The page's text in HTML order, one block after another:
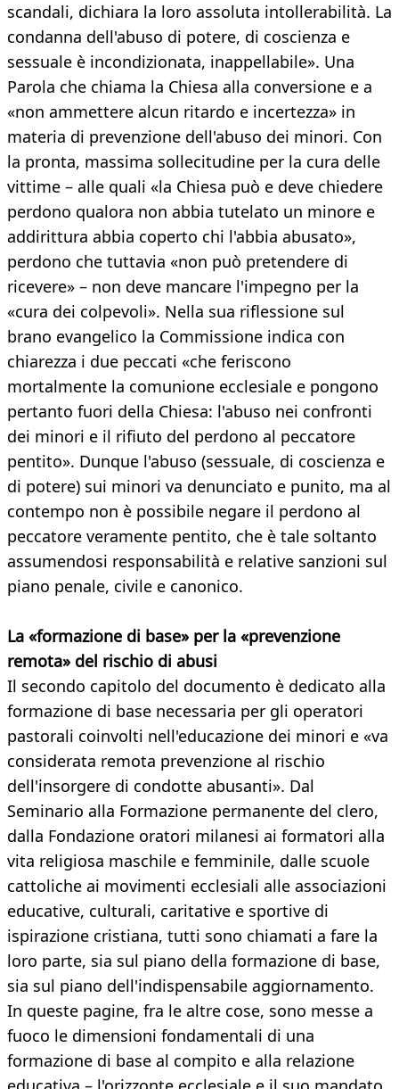
scandali, dichiara la loro assoluta intollerabilità. La
condanna dell'abuso di potere, di coscienza e
sessuale è incondizionata, inappellabile». Una
Parola che chiama la Chiesa alla conversione e a
«non ammettere alcun ritardo e incertezza» in
materia di prevenzione dell'abuso dei minori. Con
la pronta, massima sollecitudine per la cura delle
vittime – alle quali «la Chiesa può e deve chiedere
perdono qualora non abbia tutelato un minore e
addirittura abbia coperto chi l'abbia abusato»,
perdono che tuttavia «non può pretendere di
ricevere» – non deve mancare l'impegno per la
«cura dei colpevoli». Nella sua riflessione sul
brano evangelico la Commissione indica con
chiarezza i due peccati «che feriscono
mortalmente la comunione ecclesiale e pongono
pertanto fuori della Chiesa: l'abuso nei confronti
dei minori e il rifiuto del perdono al peccatore
pentito». Dunque l'abuso (sessuale, di coscienza e
di potere) sui minori va denunciato e punito, ma al
contempo non è possibile negare il perdono al
peccatore veramente pentito, che è tale soltanto
assumendosi responsabilità e relative sanzioni sul
piano penale, civile e canonico.
La «formazione di base» per la «prevenzione
remota» del rischio di abusi
Il secondo capitolo del documento è dedicato alla
formazione di base necessaria per gli operatori
pastorali coinvolti nell'educazione dei minori e «va
considerata remota prevenzione al rischio
dell'insorgere di condotte abusanti». Dal
Seminario alla Formazione permanente del clero,
dalla Fondazione oratori milanesi ai formatori alla
vita religiosa maschile e femminile, dalle scuole
cattoliche ai movimenti ecclesiali alle associazioni
educative, culturali, caritative e sportive di
ispirazione cristiana, tutti sono chiamati a fare la
loro parte, sia sul piano della formazione di base,
sia sul piano dell'indispensabile aggiornamento.
In queste pagine, fra le altre cose, sono messe a
fuoco le dimensioni fondamentali di una
formazione di base al compito e alla relazione